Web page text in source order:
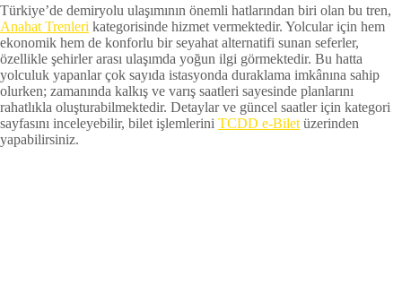
Türkiye’de demiryolu ulaşımının önemli hatlarından biri olan bu tren,
Anahat Trenleri kategorisinde hizmet vermektedir. Yolcular için hem
ekonomik hem de konforlu bir seyahat alternatifi sunan seferler,
özellikle şehirler arası ulaşımda yoğun ilgi görmektedir. Bu hatta
yolculuk yapanlar çok sayıda istasyonda duraklama imkânına sahip
olurken; zamanında kalkış ve varış saatleri sayesinde planlarını
rahatlıkla oluşturabilmektedir. Detaylar ve güncel saatler için kategori
sayfasını inceleyebilir, bilet işlemlerini TCDD e-Bilet üzerinden
yapabilirsiniz.